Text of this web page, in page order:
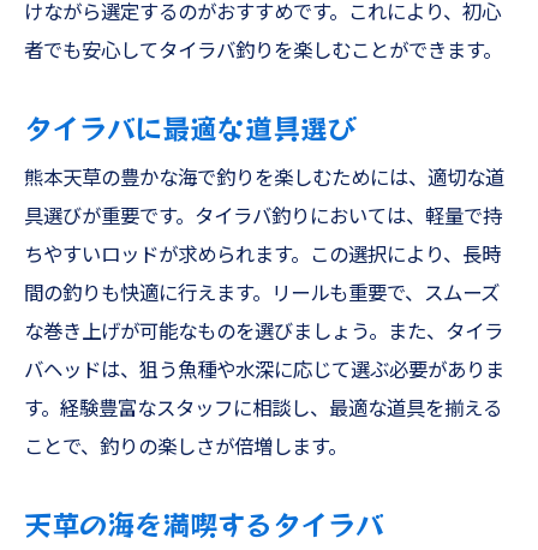
タコやイカ釣りの楽しさ天草の遊漁船で広がる
可能性
タコ釣りの魅力と基本スタイル
イカ釣りの道具と選び方
天草でのタコとイカの好ポイント
タコとイカで感じる釣りの醍醐味
タイジギングでの大物狙い天草の魅力を最大限
に引き出す
タイジギングの基本とその魅力
初心者でも安心のタイジギングガイド
けながら選定するのがおすすめです。これにより、初心
者でも安心してタイラバ釣りを楽しむことができます。
タイラバに最適な道具選び
熊本天草の豊かな海で釣りを楽しむためには、適切な道
具選びが重要です。タイラバ釣りにおいては、軽量で持
ちやすいロッドが求められます。この選択により、長時
間の釣りも快適に行えます。リールも重要で、スムーズ
な巻き上げが可能なものを選びましょう。また、タイラ
バヘッドは、狙う魚種や水深に応じて選ぶ必要がありま
す。経験豊富なスタッフに相談し、最適な道具を揃える
ことで、釣りの楽しさが倍増します。
天草の海を満喫するタイラバ